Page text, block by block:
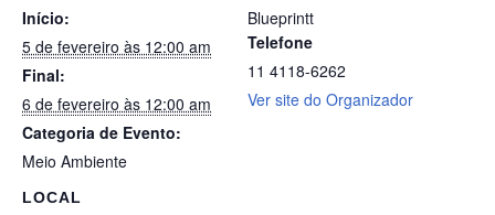
Início:
5 de fevereiro às 12:00 am
Final:
6 de fevereiro às 12:00 am
Categoria de Evento:
Meio Ambiente
LOCAL
Blueprintt
Telefone
11 4118-6262
Ver site do Organizador